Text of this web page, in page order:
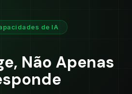
de IA
Não Apenas